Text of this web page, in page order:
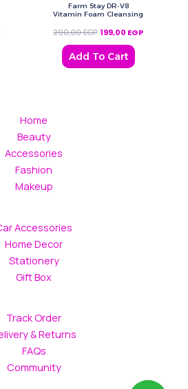
Farm Stay DR-V8
Vitamin Foam Cleansing
290,00EGP 199,00 EGP
Add To Cart
Home
Beauty
Accessories
Fashion
Makeup
Accessories
Home Decor
Stationery
Gift Box
Track Order
& Returns
FAQs
Community